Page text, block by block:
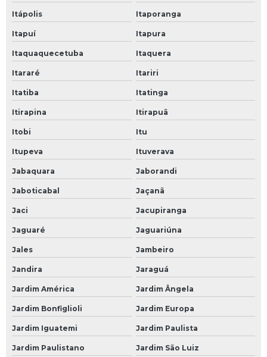
Itápolis Itaporanga
Itapuí Itapura
Itaquaquecetuba Itaquera
Itararé Itariri
Itatiba Itatinga
Itirapina Itirapuã
Itobi Itu
Itupeva Ituverava
Jabaquara Jaborandi
Jaboticabal Jaçanã
Jaci Jacupiranga
Jaguaré Jaguariúna
Jales Jambeiro
Jandira Jaraguá
Jardim América Jardim Ângela
Jardim Bonfiglioli Jardim Europa
Jardim Iguatemi Jardim Paulista
Jardim Paulistano Jardim São Luiz